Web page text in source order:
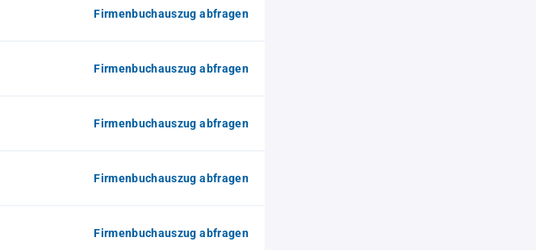
Firmenbuchauszug abfragen
Firmenbuchauszug abfragen
Firmenbuchauszug abfragen
Firmenbuchauszug abfragen
Firmenbuchauszug abfragen